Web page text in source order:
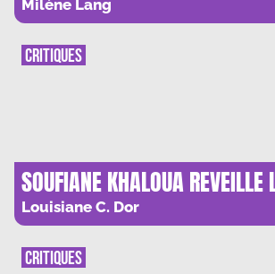
VOLONTE DE THEATRE
Milène Lang
SOUFIANE KHALOUA REVEILLE
GENERATION NAN NAN
Louisiane C. Dor
CRITIQUES
CRITIQUES